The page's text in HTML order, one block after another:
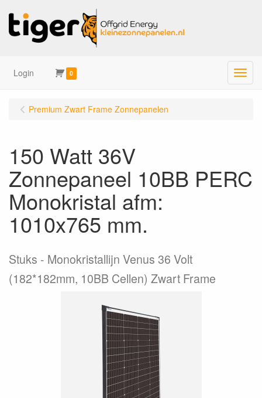
Login 0 Menu
Premium Zwart Frame Zonnepanelen
150 Watt 36V
Zonnepaneel 10BB PERC
Monokristal afm:
1010x765 mm.
Stuks
Monokristallijn Venus 36 Volt
(182*182mm, 10BB Cellen) Zwart Frame